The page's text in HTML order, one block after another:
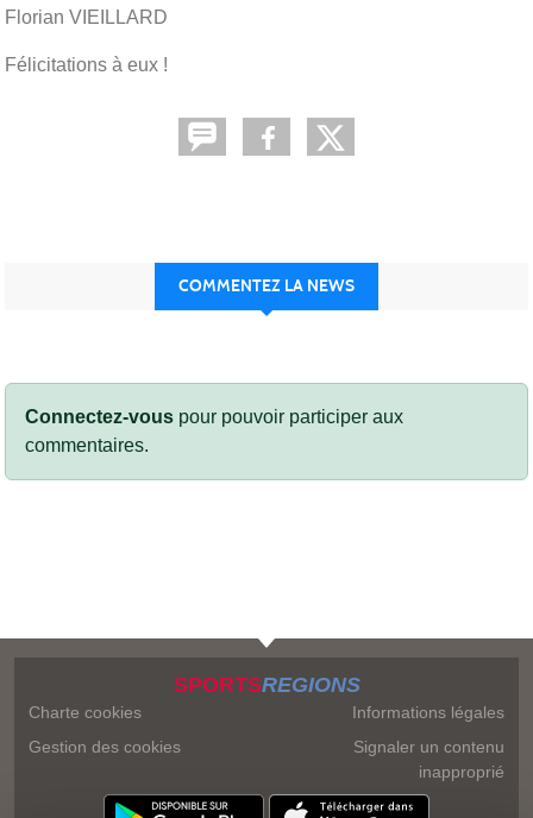
Florian VIEILLARD
Félicitations à eux !
COMMENTEZ LA NEWS
Connectez-vous pour pouvoir participer aux
commentaires.
SPORTSREGIONS
Charte cookies
Gestion des cookies
Informations légales
Signaler un contenu
inapproprié